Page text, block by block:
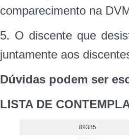
comparecimento na
5. O discente que
juntamente aos
Dúvidas podem ser
LISTA DE
89385